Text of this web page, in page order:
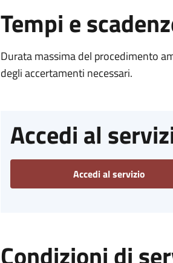
Tempi e
Durata massima del procedimento
degli accertamenti necessari.
Accedi al
Accedi al servizio